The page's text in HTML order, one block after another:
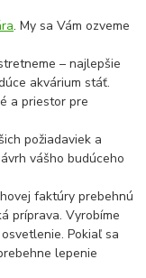
. My sa Vám ozveme
– najlepšie
akvárium stáť.
a priestor pre
požiadaviek a
vášho budúceho
faktúry prebehnú
príprava. Vyrobíme
Pokiaľ sa
lepenie